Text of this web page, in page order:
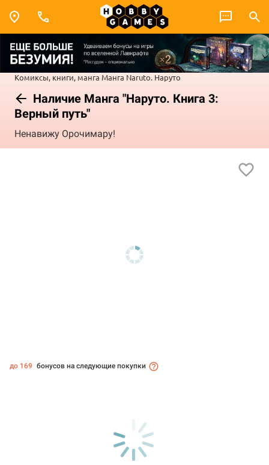
Комиксы, книги, манга Манга Naruto. Наруто
Наличие Манга "Наруто. Книга 3:
Верный путь"
Ненавижу Орочимару!
до 169 бонусов на следующие покупки